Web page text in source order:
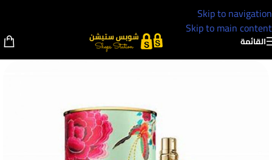
Skip to navigation
Skip to main content
القائمة